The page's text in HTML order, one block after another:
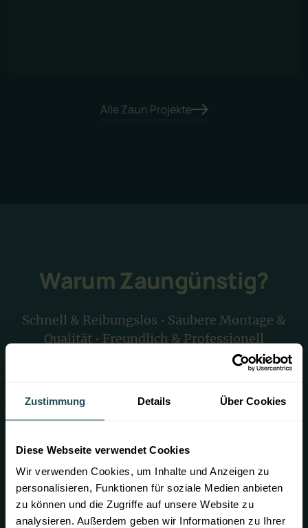
Zustimmung Details Über Cookies
Diese Webseite verwendet Cookies
Wir verwenden Cookies, um Inhalte und Anzeigen zu
personalisieren, Funktionen für soziale Medien anbieten
zu können und die Zugriffe auf unsere Website zu
analysieren. Außerdem geben wir Informationen zu Ihrer
Alle Zaun Projekte
WarumZaungünstig?
Schnell & Reibungslos • Saubere Montage &
Qualität • Freundlich & Professionell
Dein Gartenzaun zum
Transparenzpreis
Unerwartete Kosten können bei
unangenehmen Überraschungen führen. Mit
unserem Angebot wissen Sie von Anfang an
genau, welche Kosten auf dich zukommen.